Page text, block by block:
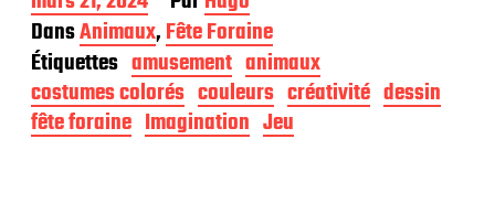
a
t
e
d
e
p
DansAnimaux,Fête Foraine
Étiquettes amusement animaux
costumes colorés couleurs créativité dessin
fête foraine Imagination Jeu